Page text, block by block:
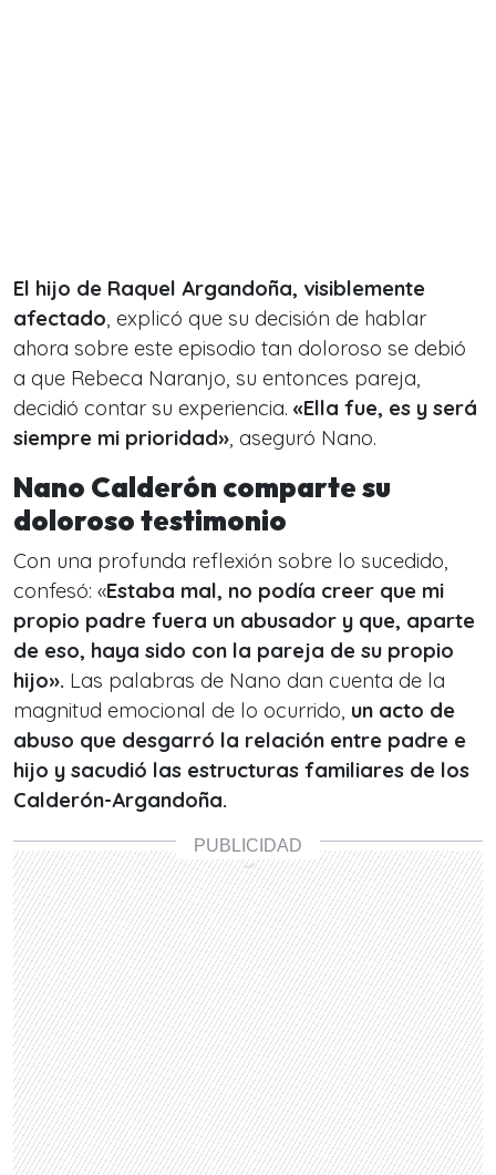
El hijo de Raquel Argandoña, visiblemente
afectado, explicó que su decisión de hablar
ahora sobre este episodio tan doloroso se debió
a que Rebeca Naranjo, su entonces pareja,
decidió contar su experiencia. «Ella fue, es y será
siempre mi prioridad», aseguró Nano.
Nano Calderón comparte su
doloroso testimonio
Con una profunda reflexión sobre lo sucedido,
confesó: «Estaba mal, no podía creer que mi
propio padre fuera un abusador y que, aparte
de eso, haya sido con la pareja de su propio
hijo». Las palabras de Nano dan cuenta de la
magnitud emocional de lo ocurrido, un acto de
abuso que desgarró la relación entre padre e
hijo y sacudió las estructuras familiares de los
Calderón-Argandoña.